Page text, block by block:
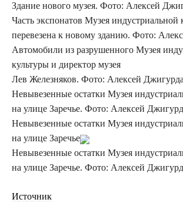
Здание нового музея. Фото: Алексей
Часть экспонатов Музея индустриальной
перевезена к новому зданию. Фото:
Автомобили из разрушенного Музея
культуры и директор музея
Лев Железняков. Фото: Алексей
Невывезенные остатки Музея
на улице Заречье. Фото: Алексей
Невывезенные остатки Музея
на улице Заречье
Невывезенные остатки Музея
на улице Заречье. Фото: Алексей
Источник